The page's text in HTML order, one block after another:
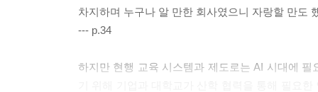
차지하며 누구나 알 만한 회사였으니 자랑할 만도
--- p.34
하지만 현행 교육 시스템과 제도로는 AI 시대에